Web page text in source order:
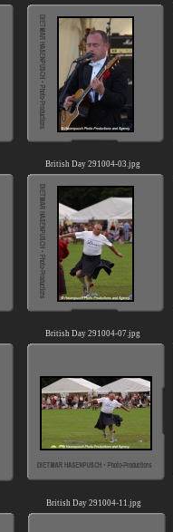
British Day 291004-03.jpg
British Day 291004-07.jpg
British Day 291004-11.jpg